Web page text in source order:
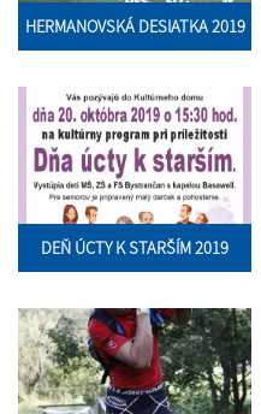
HERMANOVSKÁ DESIATKA 2019
DEŇ ÚCTY K STARŠÍM 2019